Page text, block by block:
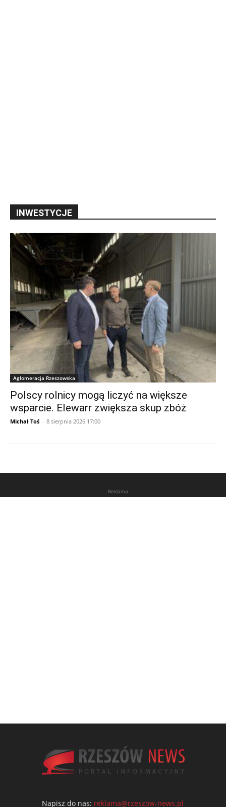
INWESTYCJE
Aglomeracja Rzeszowska
Polscy rolnicy mogą liczyć na większe
wsparcie. Elewarr zwiększa skup zbóż
Michał Toś - 8 sierpnia 2026 17:00
Reklama
Napisz do nas: reklama@rzeszow-news.pl